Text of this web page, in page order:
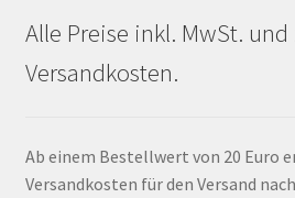
Alle Preise inkl. MwSt. und
Versandkosten.
Ab einem Bestellwert von 20 Euro
Versandkosten für den Versand